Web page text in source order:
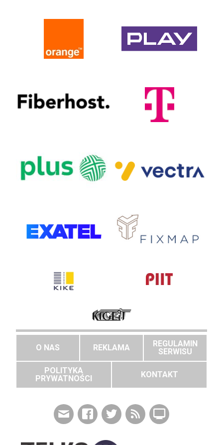
O NAS REKLAMA
REGULAMIN
SERWISU
POLITYKA
PRYWATNOŚCI
KONTAKT